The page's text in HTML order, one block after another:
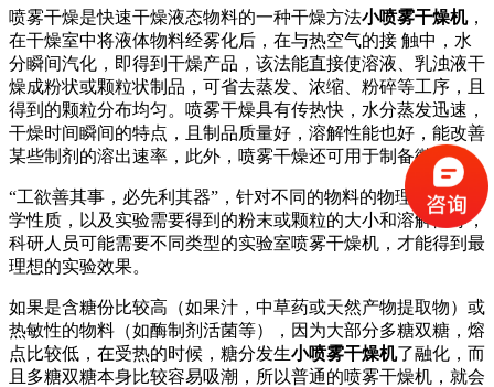
喷雾干燥是快速干燥液态物料的一种干燥方法小喷雾干燥机，
在干燥室中将液体物料经雾化后，在与热空气的接 触中，水
分瞬间汽化，即得到干燥产品，该法能直接使溶液、乳浊液干
燥成粉状或颗粒状制品，可省去蒸发、浓缩、粉碎等工序，且
得到的颗粒分布均匀。喷雾干燥具有传热快，水分蒸发迅速，
干燥时间瞬间的特点，且制品质量好，溶解性能也好，能改善
某些制剂的溶出速率，此外，喷雾干燥还可用于制备微胶囊。
“工欲善其事，必先利其器”，针对不同的物料的物理性质或化
学性质，以及实验需要得到的粉末或颗粒的大小和溶解性等，
科研人员可能需要不同类型的实验室喷雾干燥机，才能得到最
理想的实验效果。
如果是含糖份比较高（如果汁，中草药或天然产物提取物）或
热敏性的物料（如酶制剂活菌等），因为大部分多糖双糖，熔
点比较低，在受热的时候，糖分发生小喷雾干燥机了融化，而
且多糖双糖本身比较容易吸潮，所以普通的喷雾干燥机，就会